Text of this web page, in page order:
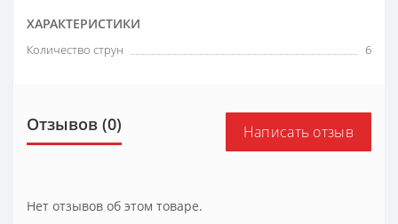
ХАРАКТЕРИСТИКИ
Количество струн 6
Отзывов (0) Написать отзыв
Нет отзывов об этом товаре.